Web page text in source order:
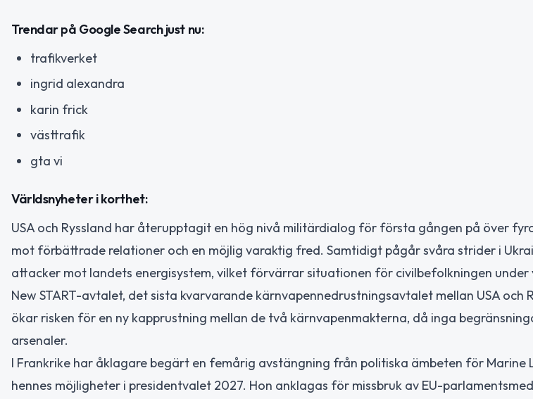
Trendar på Google Search just nu:
trafikverket
ingrid alexandra
karin frick
västtrafik
gta vi
Världsnyheter i korthet:
USA och Ryssland har återupptagit en hög nivå militärdialog för första gången på över
mot förbättrade relationer och en möjlig varaktig fred. Samtidigt pågår svåra strider i
attacker mot landets energisystem, vilket förvärrar situationen för civilbefolkningen under
New START-avtalet, det sista kvarvarande kärnvapennedrustningsavtalet mellan USA och
ökar risken för en ny kapprustning mellan de två kärnvapenmakterna, då inga
arsenaler.
I Frankrike har åklagare begärt en femårig avstängning från politiska ämbeten för Marine
hennes möjligheter i presidentvalet 2027. Hon anklagas för missbruk av EU-